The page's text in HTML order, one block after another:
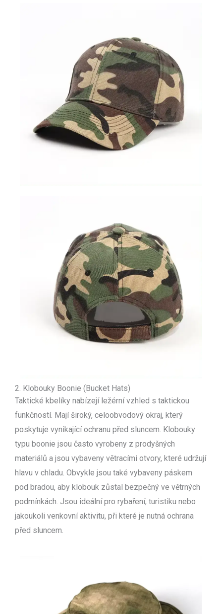
2. Klobouky Boonie (Bucket Hats)
Taktické kbelíky nabízejí ležérní vzhled s taktickou
funkčností. Mají široký, celoobvodový okraj, který
poskytuje vynikající ochranu před sluncem. Klobouky
typu boonie jsou často vyrobeny z prodyšných
materiálů a jsou vybaveny větracími otvory, které udržují
hlavu v chladu. Obvykle jsou také vybaveny páskem
pod bradou, aby klobouk zůstal bezpečný ve větrných
podmínkách. Jsou ideální pro rybaření, turistiku nebo
jakoukoli venkovní aktivitu, při které je nutná ochrana
před sluncem.